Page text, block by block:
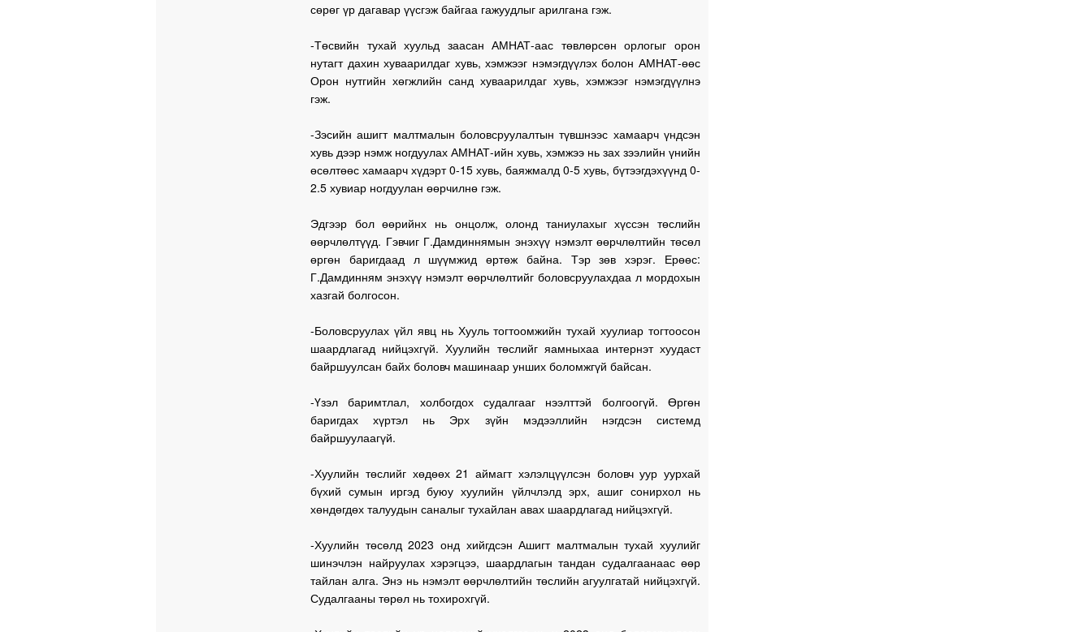
сөрөг үр дагавар үүсгэж байгаа гажуудлыг арилгана гэж.
-Төсвийн тухай хуульд заасан АМНАТ-аас төвлөрсөн орлогыг орон
нутагт дахин хуваарилдаг хувь, хэмжээг нэмэгдүүлэх болон АМНАТ-өөс
Орон нутгийн хөгжлийн санд хуваарилдаг хувь, хэмжээг нэмэгдүүлнэ
гэж.
-Зэсийн ашигт малтмалын боловсруулалтын түвшнээс хамаарч үндсэн
хувь дээр нэмж ногдуулах АМНАТ-ийн хувь, хэмжээ нь зах зээлийн үнийн
өсөлтөөс хамаарч хүдэрт 0-15 хувь, баяжмалд 0-5 хувь, бүтээгдэхүүнд 0-
2.5 хувиар ногдуулан өөрчилнө гэж.
Эдгээр бол өөрийнх нь онцолж, олонд таниулахыг хүссэн төслийн
өөрчлөлтүүд. Гэвчиг Г.Дамдиннямын энэхүү нэмэлт өөрчлөлтийн төсөл
өргөн баригдаад л шүүмжид өртөж байна. Тэр зөв хэрэг. Ерөөс:
Г.Дамдинням энэхүү нэмэлт өөрчлөлтийг боловсруулахдаа л мордохын
хазгай болгосон.
-Боловсруулах үйл явц нь Хууль тогтоомжийн тухай хуулиар тогтоосон
шаардлагад нийцэхгүй. Хуулийн төслийг яамныхаа интернэт хуудаст
байршуулсан байх боловч машинаар унших боломжгүй байсан.
-Үзэл баримтлал, холбогдох судалгааг нээлттэй болгоогүй. Өргөн
баригдах хүртэл нь Эрх зүйн мэдээллийн нэгдсэн системд
байршуулаагүй.
-Хуулийн төслийг хөдөөх 21 аймагт хэлэлцүүлсэн боловч уур уурхай
бүхий сумын иргэд буюу хуулийн үйлчлэлд эрх, ашиг сонирхол нь
хөндөгдөх талуудын саналыг тухайлан авах шаардлагад нийцэхгүй.
-Хуулийн төсөлд 2023 онд хийгдсэн Ашигт малтмалын тухай хуулийг
шинэчлэн найруулах хэрэгцээ, шаардлагын тандан судалгаанаас өөр
тайлан алга. Энэ нь нэмэлт өөрчлөлтийн төслийн агуулгатай нийцэхгүй.
Судалгааны төрөл нь тохирохгүй.